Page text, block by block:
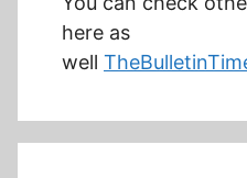
here as
well